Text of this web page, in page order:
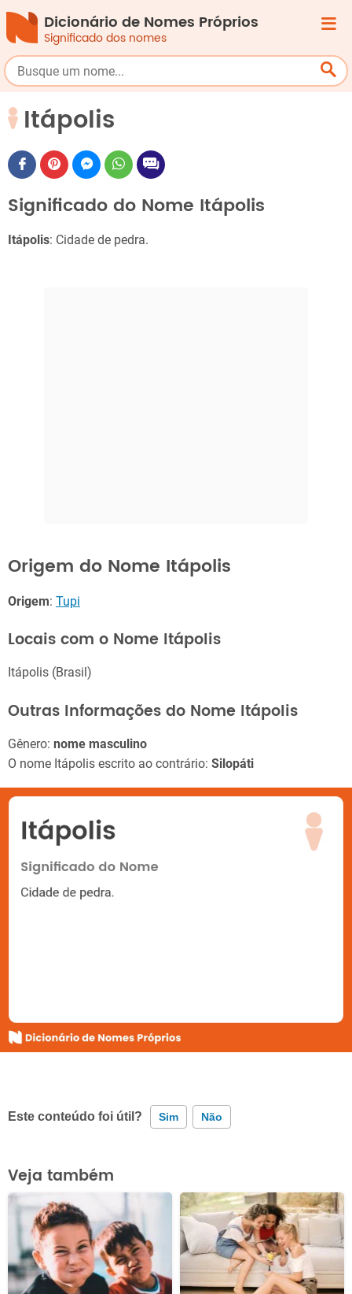
Dicionário de Nomes Próprios
Significado dos nomes
Itápolis
Significado do Nome Itápolis
Itápolis: Cidade de pedra.
Origem do Nome Itápolis
Origem: Tupi
Locais com o Nome Itápolis
Itápolis (Brasil)
Outras Informações do Nome Itápolis
Gênero: nome masculino
O nome Itápolis escrito ao contrário: Silopáti
Este conteúdo foi útil? Sim Não
Este conteúdo contém informação incorreta
Este conteúdo não tem a informação que procuro
Outro
Veja também